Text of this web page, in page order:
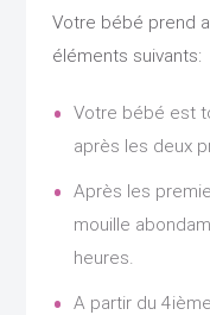
Votre bébé prend
éléments suivants:
Votre bébé est
après les deux
Après les
mouille
heures.
A partir du